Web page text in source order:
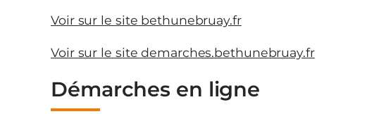
Voir sur le site bethunebruay.fr
Voir sur le site demarches.bethunebruay.fr
Démarches en ligne